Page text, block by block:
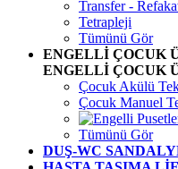
Transfer -
Tetrapleji
Tümünü Gör
ENGELLİ ÇOCUK
ENGELLİ ÇOCUK
Çocuk Akülü
Çocuk Manuel
Tümünü Gör
DUŞ-WC